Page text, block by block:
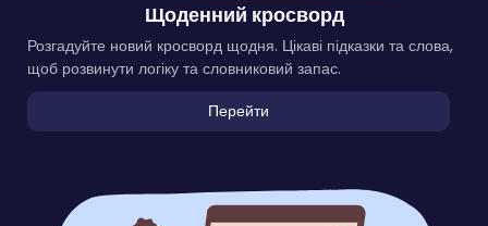
Щоденний кросворд
Розгадуйте новий кросворд щодня. Цікаві підказки та слова,
щоб розвинути логіку та словниковий запас.
Перейти